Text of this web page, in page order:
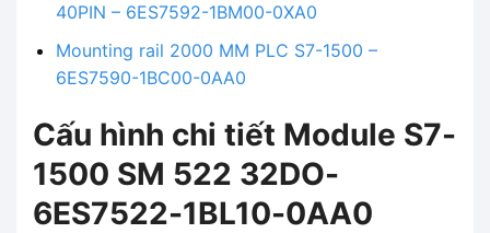
40PIN – 6ES7592-1BM00-0XA0
Mounting rail 2000 MM PLC S7-1500 –
6ES7590-1BC00-0AA0
Cấu hình chi tiết Module S7-
1500 SM 522 32DO-
6ES7522-1BL10-0AA0